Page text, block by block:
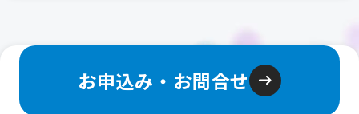
お申込み・お問合せ